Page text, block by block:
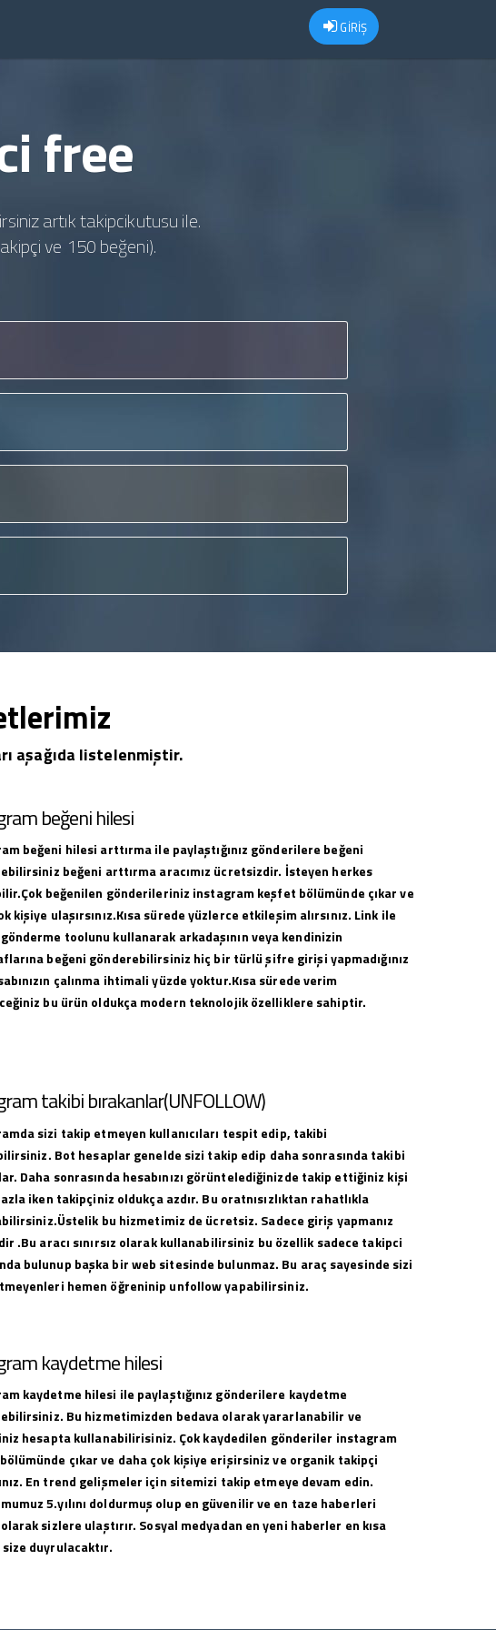
GİRİŞ
free
artık takipcikutusu ile.
ve 150 beğeni).
aşağıda listelenmiştir.
beğeni hilesi
beğeni hilesi arttırma ile paylaştığınız gönderilere beğeni
beğeni arttırma aracımız ücretsizdir. İsteyen herkes
beğenilen gönderileriniz instagram keşfet bölümünde çıkar ve
kişiye ulaşırsınız.Kısa sürede yüzlerce etkileşim alırsınız. Link ile
toolunu kullanarak arkadaşının veya kendinizin
beğeni gönderebilirsiniz hiç bir türlü şifre girişi yapmadığınız
çalınma ihtimali yüzde yoktur.Kısa sürede verim
bu ürün oldukça modern teknolojik özelliklere sahiptir.
takibi bırakanlar(UNFOLLOW)
sizi takip etmeyen kullanıcıları tespit edip, takibi
Bot hesaplar genelde sizi takip edip daha sonrasında takibi
Daha sonrasında hesabınızı görüntelediğinizde takip ettiğiniz kişi
iken takipçiniz oldukça azdır. Bu oratnısızlıktan rahatlıkla
bu hizmetimiz de ücretsiz. Sadece giriş yapmanız
.Bu aracı sınırsız olarak kullanabilirsiniz bu özellik sadece takipci
bulunup başka bir web sitesinde bulunmaz. Bu araç sayesinde sizi
hemen öğreninip unfollow yapabilirsiniz.
kaydetme hilesi
kaydetme hilesi ile paylaştığınız gönderilere kaydetme
Bu hizmetimizden bedava olarak yararlanabilir ve
hesapta kullanabilirisiniz. Çok kaydedilen gönderiler instagram
çıkar ve daha çok kişiye erişirsiniz ve organik takipçi
En trend gelişmeler için sitemizi takip etmeye devam edin.
5.yılını doldurmuş olup en güvenilir ve en taze haberleri
sizlere ulaştırır. Sosyal medyadan en yeni haberler en kısa
duyrulacaktır.